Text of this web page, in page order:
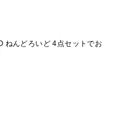
ねんどろいど 4点セットでお